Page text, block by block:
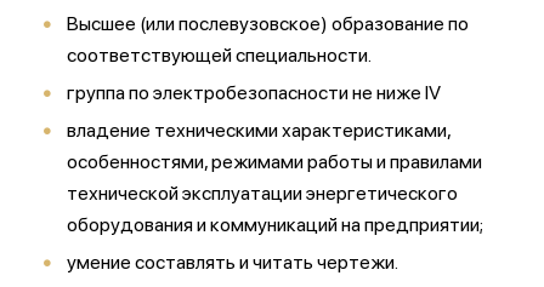
Высшее (или послевузовское) образование по
соответствующей специальности.
группа по электробезопасности не ниже IV
владение техническими характеристиками,
особенностями, режимами работы и правилами
технической эксплуатации энергетического
оборудования и коммуникаций на предприятии;
умение составлять и читать чертежи.